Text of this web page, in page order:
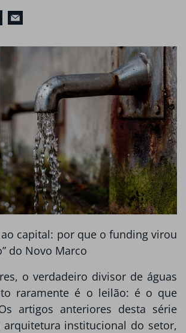
capital: por que o funding virou
do Novo Marco
o verdadeiro divisor de águas
raramente é o leilão: é o que
artigos anteriores desta série
arquitetura institucional do setor,